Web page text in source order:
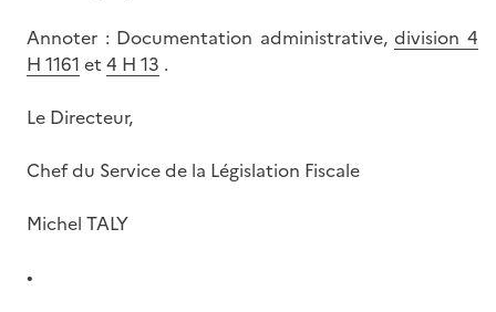
Annoter : Documentation administrative,division 4
H 1161 et 4 H 13 .
Le Directeur,
Chef du Service de la Législation Fiscale
Michel TALY
•